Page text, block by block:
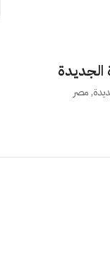
الجديدة
مصر